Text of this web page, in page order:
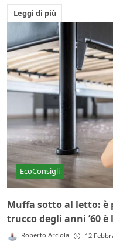
Leggi di più
EcoConsigli
Muffa sotto al letto: è
trucco degli anni ’60
Roberto Arciola 12